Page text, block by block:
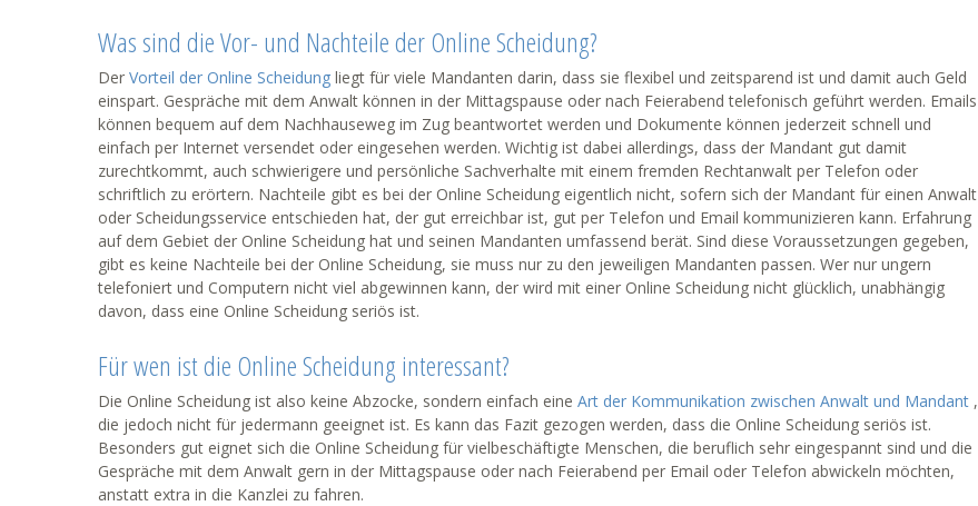
Was sind die Vor- und Nachteile der Online Scheidung?
Der Vorteil der Online Scheidung liegt für viele Mandanten darin, dass sie flexibel und zeitsparend ist und damit auch Geld
einspart. Gespräche mit dem Anwalt können in der Mittagspause oder nach Feierabend telefonisch geführt werden. Emails
können bequem auf dem Nachhauseweg im Zug beantwortet werden und Dokumente können jederzeit schnell und
einfach per Internet versendet oder eingesehen werden. Wichtig ist dabei allerdings, dass der Mandant gut damit
zurechtkommt, auch schwierigere und persönliche Sachverhalte mit einem fremden Rechtanwalt per Telefon oder
schriftlich zu erörtern. Nachteile gibt es bei der Online Scheidung eigentlich nicht, sofern sich der Mandant für einen Anwalt
oder Scheidungsservice entschieden hat, der gut erreichbar ist, gut per Telefon und Email kommunizieren kann. Erfahrung
auf dem Gebiet der Online Scheidung hat und seinen Mandanten umfassend berät. Sind diese Voraussetzungen gegeben,
gibt es keine Nachteile bei der Online Scheidung, sie muss nur zu den jeweiligen Mandanten passen. Wer nur ungern
telefoniert und Computern nicht viel abgewinnen kann, der wird mit einer Online Scheidung nicht glücklich, unabhängig
davon, dass eine Online Scheidung seriös ist.
Für wen ist die Online Scheidung interessant?
Die Online Scheidung ist also keine Abzocke, sondern einfach eine Art der Kommunikation zwischen Anwalt und Mandant ,
die jedoch nicht für jedermann geeignet ist. Es kann das Fazit gezogen werden, dass die Online Scheidung seriös ist.
Besonders gut eignet sich die Online Scheidung für vielbeschäftigte Menschen, die beruflich sehr eingespannt sind und die
Gespräche mit dem Anwalt gern in der Mittagspause oder nach Feierabend per Email oder Telefon abwickeln möchten,
anstatt extra in die Kanzlei zu fahren.